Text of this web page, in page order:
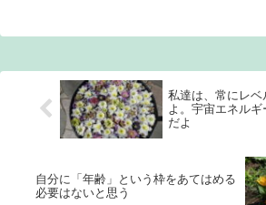
私達は、常にレ
よ。宇宙エネルギ
だよ
自分に「年齢」という枠をあてはめる
必要はないと思う